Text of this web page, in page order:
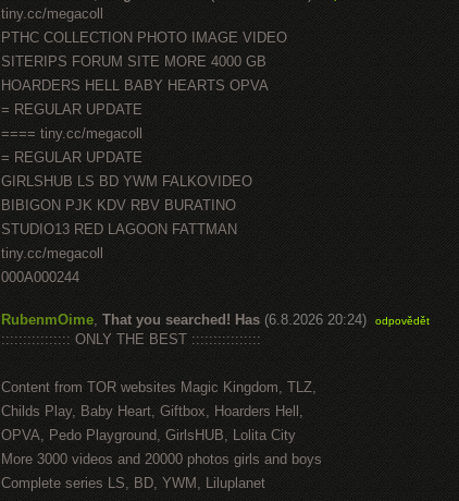
tiny.cc/megacoll
PTHC COLLECTION PHOTO IMAGE VIDEO
SITERIPS FORUM SITE MORE 4000 GB
HOARDERS HELL BABY HEARTS OPVA
= REGULAR UPDATE
==== tiny.cc/megacoll
= REGULAR UPDATE
GIRLSHUB LS BD YWM FALKOVIDEO
BIBIGON PJK KDV RBV BURATINO
STUDIO13 RED LAGOON FATTMAN
tiny.cc/megacoll
000A000244
RubenmOime, That you searched! Has (6.8.2026 20:24) odpovědět
:::::::::::::::: ONLY THE BEST ::::::::::::::::
Content from TOR websites Magic Kingdom, TLZ,
Childs Play, Baby Heart, Giftbox, Hoarders Hell,
OPVA, Pedo Playground, GirlsHUB, Lolita City
More 3000 videos and 20000 photos girls and boys
Complete series LS, BD, YWM, Liluplanet